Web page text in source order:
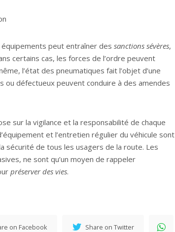
équipements peut entraîner des sanctions sévères,
certains cas, les forces de l’ordre peuvent
l’état des pneumatiques fait l’objet d’une
ou défectueux peuvent conduire à des amendes
sur la vigilance et la responsabilité de chaque
et l’entretien régulier du véhicule sont
sécurité de tous les usagers de la route. Les
ne sont qu’un moyen de rappeler
préserver des vies.
on Facebook Share on Twitter